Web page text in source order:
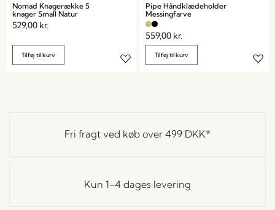
Nomad Knagerække 5
knager Small Natur
529,00 kr.
Tilføj til kurv
Pipe Håndklædeholder
Messingfarve
559,00 kr.
Tilføj til kurv
Fri fragt ved køb over 499 DKK*
Kun 1-4 dages levering